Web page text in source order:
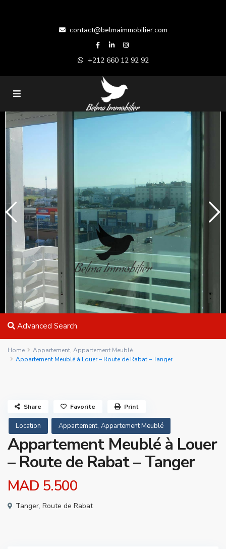
contact@belmaimmobilier.com
+212 660 12 92 92
Advanced Search
Home Appartement, Appartement Meublé
Appartement Meublé à Louer – Route de Rabat – Tanger
Location Appartement, Appartement Meublé
Appartement Meublé à Louer
– Route de Rabat – Tanger
MAD 5.500
Tanger, Route de Rabat
Share Favorite Print